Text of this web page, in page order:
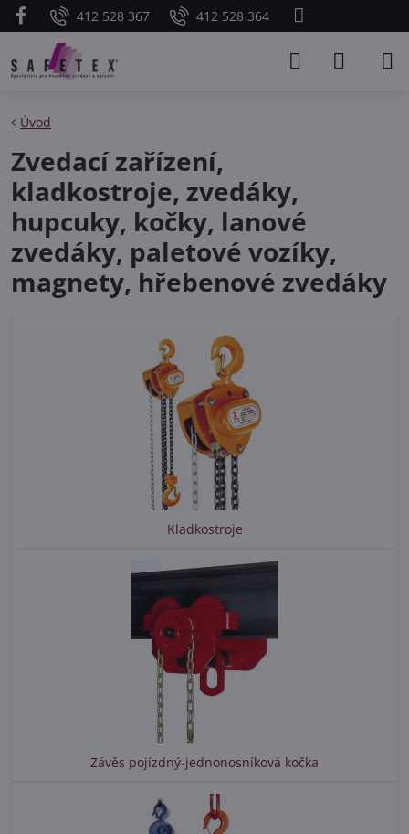
412 528 367 412 528 364
Úvod
Zvedací zařízení,
kladkostroje, zvedáky,
hupcuky, kočky, lanové
zvedáky, paletové vozíky,
magnety, hřebenové zvedáky
Kladkostroje
Závěs pojízdný-jednonosníková kočka